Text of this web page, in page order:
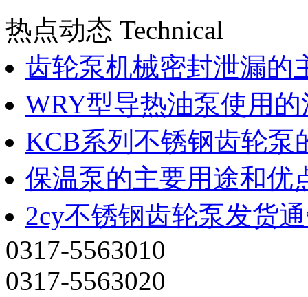
热点动态 Technical
齿轮泵机械密封泄漏的
WRY型导热油泵使用
KCB系列不锈钢齿轮泵
保温泵的主要用途和优
2cy不锈钢齿轮泵发货
0317-5563010
0317-5563020